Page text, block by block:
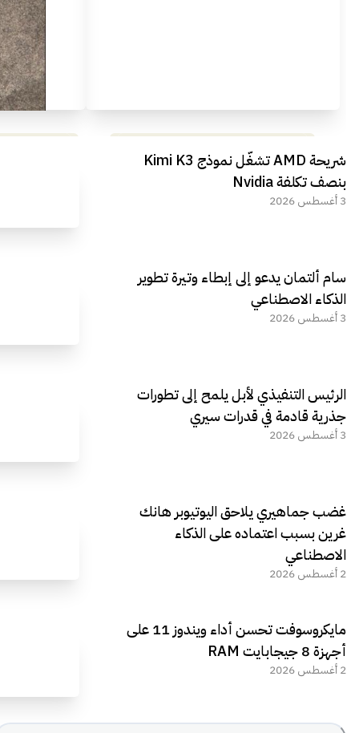
مراجعة شاملة لعملاق الألعاب
الجديد REDMAGIC 11 AIR
شريحة AMD تشغّل نموذج Kimi K3
بنصف تكلفة Nvidia
3 أغسطس 2026
سام ألتمان يدعو إلى إبطاء وتيرة تطوير
الذكاء الاصطناعي
3 أغسطس 2026
الرئيس التنفيذي لأبل يلمح إلى تطورات
جذرية قادمة في قدرات سيري
3 أغسطس 2026
غضب جماهيري يلاحق اليوتيوبر هانك
غرين بسبب اعتماده على الذكاء
الاصطناعي
2 أغسطس 2026
مايكروسوفت تحسن أداء ويندوز 11 على
أجهزة 8 جيجابايت RAM
2 أغسطس 2026